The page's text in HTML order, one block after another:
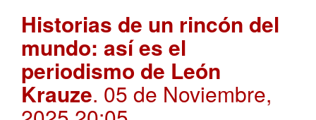
Historias de un rincón del
mundo: así es el
periodismo de León
Krauze. 05 de Noviembre,